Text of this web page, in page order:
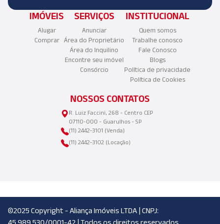
IMÓVEIS
Alugar
Comprar
SERVIÇOS
Anunciar
Área do Proprietário
Área do Inquilino
Encontre seu imóvel
Consórcio
INSTITUCIONAL
Quem somos
Trabalhe conosco
Fale Conosco
Blogs
Política de privacidade
Política de Cookies
NOSSOS CONTATOS
R. Luiz Faccini, 268 - Centro CEP
07110-000 - Guarulhos - SP
(11) 2442-3101 (Venda)
(11) 2442-3102 (Locação)
©2025 Copyright - Aliança Imóveis LTDA | CNPJ:
45.989.530/0001-42 | Todos os direitos reservados